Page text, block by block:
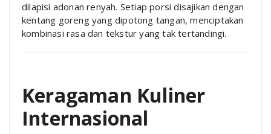
dilapisi adonan renyah. Setiap porsi disajikan dengan
kentang goreng yang dipotong tangan, menciptakan
kombinasi rasa dan tekstur yang tak tertandingi.
Keragaman Kuliner
Internasional